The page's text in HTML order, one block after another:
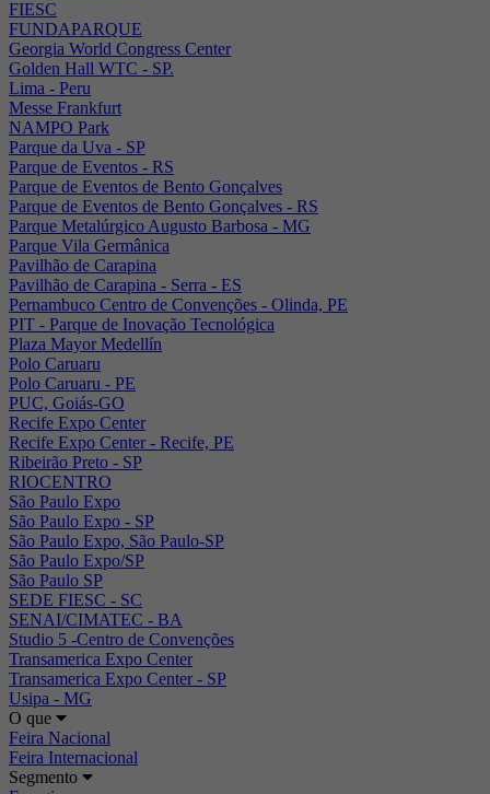
FIESC
FUNDAPARQUE
Georgia World Congress Center
Golden Hall WTC - SP.
Lima - Peru
Messe Frankfurt
NAMPO Park
Parque da Uva - SP
Parque de Eventos - RS
Parque de Eventos de Bento Gonçalves
Parque de Eventos de Bento Gonçalves - RS
Parque Metalúrgico Augusto Barbosa - MG
Parque Vila Germânica
Pavilhão de Carapina
Pavilhão de Carapina - Serra - ES
Pernambuco Centro de Convenções - Olinda, PE
PIT - Parque de Inovação Tecnológica
Plaza Mayor Medellín
Polo Caruaru
Polo Caruaru - PE
PUC, Goiás-GO
Recife Expo Center
Recife Expo Center - Recife, PE
Ribeirão Preto - SP
RIOCENTRO
São Paulo Expo
São Paulo Expo - SP
São Paulo Expo, São Paulo-SP
São Paulo Expo/SP
São Paulo SP
SEDE FIESC - SC
SENAI/CIMATEC - BA
Studio 5 -Centro de Convenções
Transamerica Expo Center
Transamerica Expo Center - SP
Usipa - MG
O que
Feira Nacional
Feira Internacional
Segmento